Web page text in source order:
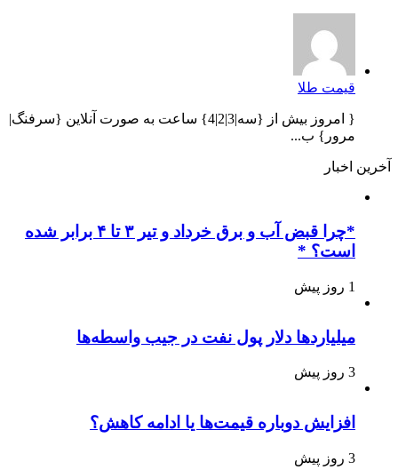
قیمت طلا
{ امروز بیش از {سه|3|2|4} ساعت به صورت آنلاین {سرفنگ|
مرور} ب...
آخرین اخبار
*چرا قبض آب و برق خرداد و تیر ۳ تا ۴ برابر شده
است؟ *
1 روز پیش
میلیاردها دلار پول نفت در جیب واسطه‌ها
3 روز پیش
افزایش دوباره قیمت‌ها یا ادامه کاهش؟
3 روز پیش